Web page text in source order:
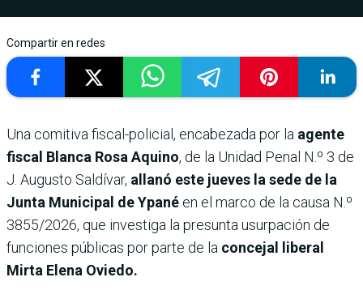
Compartir en redes
Una comitiva fiscal-policial, encabezada por la agente
fiscal Blanca Rosa Aquino, de la Unidad Penal N.º 3 de
J. Augusto Saldívar, allanó este jueves la sede de la
Junta Municipal de Ypané en el marco de la causa N.º
3855/2026, que investiga la presunta usurpación de
funciones públicas por parte de la concejal liberal
Mirta Elena Oviedo.